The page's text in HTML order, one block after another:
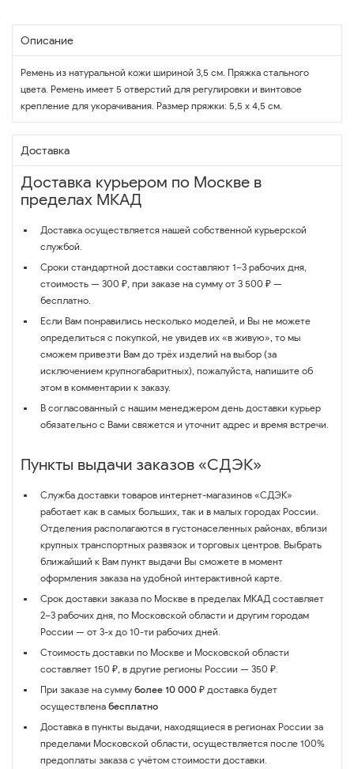
Описание
Ремень из натуральной кожи шириной 3,5 см. Пряжка стального
цвета. Ремень имеет 5 отверстий для регулировки и винтовое
крепление для укорачивания. Размер пряжки: 5,5 х 4,5 см.
Доставка
Доставка курьером по Москве в
пределах МКАД
Доставка осуществляется нашей собственной курьерской
службой.
Сроки стандартной доставки составляют 1–3 рабочих дня,
стоимость — 300 ₽, при заказе на сумму от 3 500 ₽ —
бесплатно.
Если Вам понравились несколько моделей, и Вы не можете
определиться с покупкой, не увидев их «в живую», то мы
сможем привезти Вам до трёх изделий на выбор (за
исключением крупногабаритных), пожалуйста, напишите об
этом в комментарии к заказу.
В согласованный с нашим менеджером день доставки курьер
обязательно с Вами свяжется и уточнит адрес и время встречи.
Пункты выдачи заказов «СДЭК»
Служба доставки товаров интернет-магазинов «СДЭК»
работает как в самых больших, так и в малых городах России.
Отделения располагаются в густонаселенных районах, вблизи
крупных транспортных развязок и торговых центров. Выбрать
ближайший к Вам пункт выдачи Вы сможете в момент
оформления заказа на удобной интерактивной карте.
Срок доставки заказа по Москве в пределах МКАД составляет
2–3 рабочих дня, по Московской области и другим городам
России — от 3-х до 10-ти рабочих дней.
Стоимость доставки по Москве и Московской области
составляет 150 ₽, в другие регионы России — 350 ₽.
При заказе на сумму более 10 000 ₽ доставка будет
осуществлена бесплатно
Доставка в пункты выдачи, находящиеся в регионах России за
пределами Московской области, осуществляется после 100%
предоплаты заказа с учётом стоимости доставки.